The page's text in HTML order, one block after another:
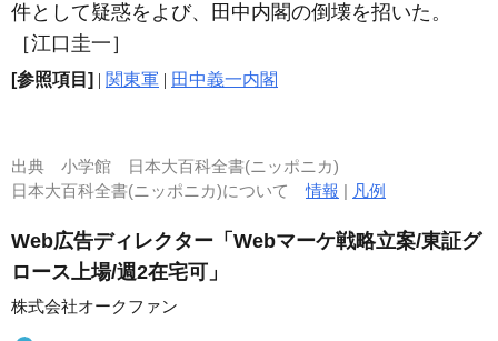
件として疑惑をよび、田中内閣の倒壊を招いた。
［江口圭一］
[参照項目] | 関東軍 | 田中義一内閣
出典 小学館 日本大百科全書(ニッポニカ)
日本大百科全書(ニッポニカ)について情報 | 凡例
Web広告ディレクター「Webマーケ戦略立案/東証グ
ロース上場/週2在宅可」
株式会社オークファン